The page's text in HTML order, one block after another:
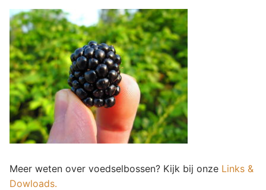
Meer weten over voedselbossen? Kijk bij onze Links &
Dowloads.